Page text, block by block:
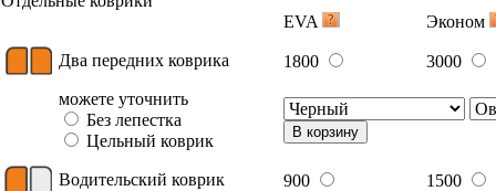
EVA
Эконом
Два передних коврика 1800
3000
можете уточнить
Без лепестка
Цельный коврик
В корзину
Водительский коврик 900
1500